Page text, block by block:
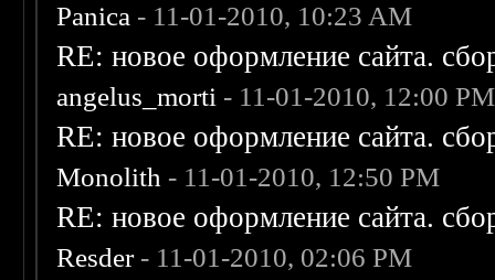
Panica - 11-01-2010, 10:23 AM
RE: новое оформление сайта.
angelus_morti - 11-01-2010, 12:00 PM
RE: новое оформление сайта.
Monolith - 11-01-2010, 12:50 PM
RE: новое оформление сайта.
Resder- 11-01-2010, 02:06 PM